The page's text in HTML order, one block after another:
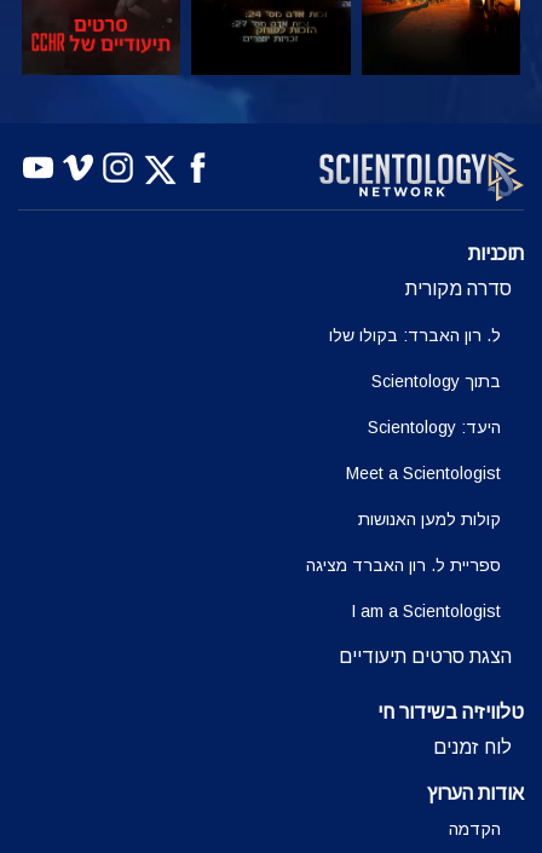
צפה בדוק את הסדרה
תוכניות
סדרה מקורית
ל. רון האברד: בקולו שלו
בתוך Scientology
היעד: Scientology
Meet a Scientologist
קולות למען האנושות
ספריית ל. רון האברד מציגה
I am a Scientologist
הצגת סרטים תיעודיים
טלוויזיה בשידור חי
לוח זמנים
אודות הערוץ
הקדמה